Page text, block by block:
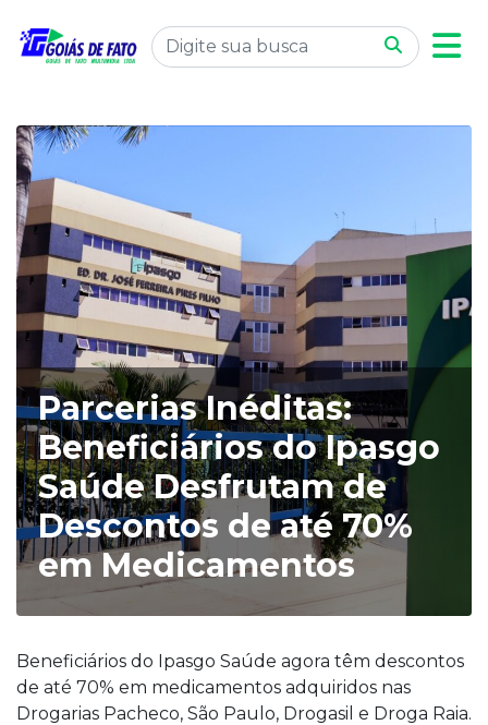
Parcerias Inéditas:
Beneficiários do Ipasgo
Saúde Desfrutam de
Descontos de até 70%
em Medicamentos
Beneficiários do Ipasgo Saúde agora têm descontos
de até 70% em medicamentos adquiridos nas
Drogarias Pacheco, São Paulo, Drogasil e Droga Raia.